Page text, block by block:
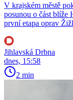
V krajském městě
posunou o část blíže
první etapa oprav
Jihlavská Drbna
dnes, 15:58
2 min